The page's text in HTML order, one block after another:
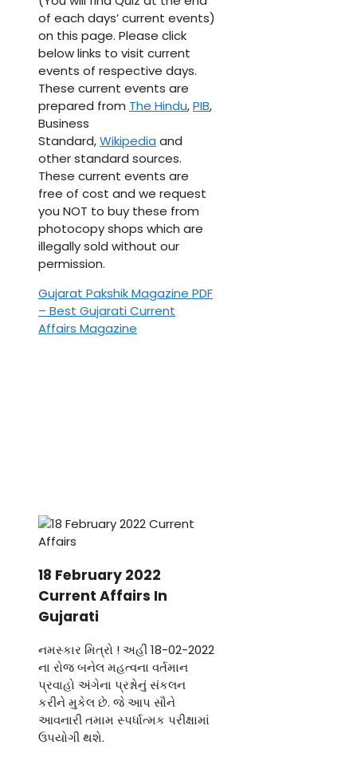
of each days’ current events)
on this page. Please click
below links to visit current
events of respective days.
These current events are
prepared from The Hindu,PIB,
Business
Standard,Wikipedia and
other standard sources.
These current events are
free of cost and we request
you NOT to buy these from
photocopy shops which are
illegally sold without our
permission.
Gujarat Pakshik Magazine PDF
– Best Gujarati Current
Affairs Magazine
18 February 2022
Current Affairs In
Gujarati
નમસ્કાર મિત્રો ! અહીં 18-02-2022
ના રોજ બનેલ મહત્વના વર્તમાન
પ્રવાહો અંગેના પ્રશ્નોનું સંકલન
કરીને મુકેલ છે. જે આપ સૌને
આવનારી તમામ સ્પર્ધાત્મક પરીક્ષામાં
ઉપયોગી થશે.